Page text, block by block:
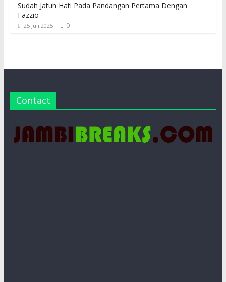
Sudah Jatuh Hati Pada Pandangan Pertama Dengan
Fazzio
25 Juli 2025 0
Contact